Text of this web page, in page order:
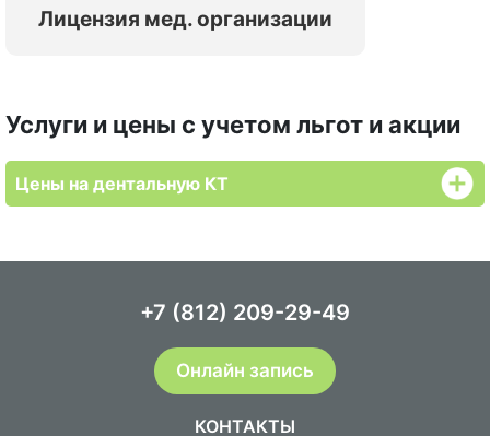
Лицензия мед. организации
Услуги и цены с учетом льгот и акции
Цены на дентальную КТ
КОНТАКТЫ
+7 (812) 209-29-49
Онлайн запись